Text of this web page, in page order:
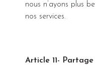
nous n’ayons plus
nos services.
Article 11-